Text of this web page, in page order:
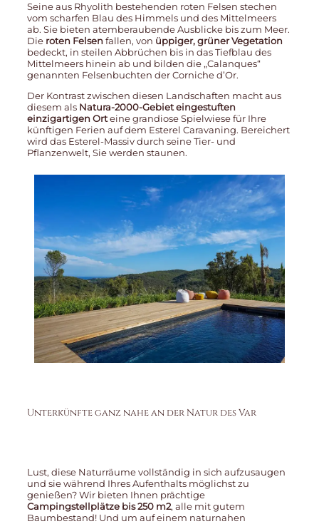
Seine aus Rhyolith bestehenden roten Felsen stechen
vom scharfen Blau des Himmels und des Mittelmeers
ab. Sie bieten atemberaubende Ausblicke bis zum Meer.
Die roten Felsenfallen, von üppiger, grüner Vegetation
bedeckt, in steilen Abbrüchen bis in das Tiefblau des
Mittelmeers hinein ab und bilden die „Calanques“
genannten Felsenbuchten der Corniche d’Or.
Der Kontrast zwischen diesen Landschaften macht aus
diesem als Natura-2000-Gebiet eingestuften
einzigartigen Orteine grandiose Spielwiese für Ihre
künftigen Ferien auf dem Esterel Caravaning. Bereichert
wird das Esterel-Massiv durch seine Tier- und
Pflanzenwelt, Sie werden staunen.
Unterkünfte ganz nahe an der Natur des Var
Lust, diese Naturräume vollständig in sich aufzusaugen
und sie während Ihres Aufenthalts möglichst zu
genießen? Wir bieten Ihnen prächtige
Campingstellplätze bis 250 m2, alle mit gutem
Baumbestand! Und um auf einem naturnahen